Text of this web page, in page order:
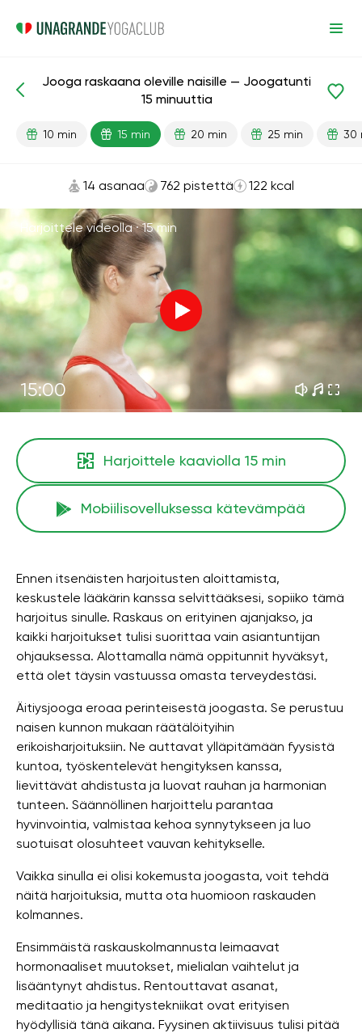
Raskaus
Jooga raskaana oleville naisille — Joogatunti
15 minuuttia
10 min 15 min 20 min 25 min 30
14 asanaa 762 pistettä 122 kcal
Harjoittele videolla ·15 min
15:00
Harjoittele kaaviolla 15 min
Mobiilisovelluksessa kätevämpää
Ennen itsenäisten harjoitusten aloittamista,
keskustele lääkärin kanssa selvittääksesi, sopiiko tämä
harjoitus sinulle. Raskaus on erityinen ajanjakso, ja
kaikki harjoitukset tulisi suorittaa vain asiantuntijan
ohjauksessa. Alottamalla nämä oppitunnit hyväksyt,
että olet täysin vastuussa omasta terveydestäsi.
Äitiysjooga eroaa perinteisestä joogasta. Se perustuu
naisen kunnon mukaan räätälöityihin
erikoisharjoituksiin. Ne auttavat ylläpitämään fyysistä
kuntoa, työskentelevät hengityksen kanssa,
lievittävät ahdistusta ja luovat rauhan ja harmonian
tunteen. Säännöllinen harjoittelu parantaa
hyvinvointia, valmistaa kehoa synnytykseen ja luo
suotuisat olosuhteet vauvan kehitykselle.
Vaikka sinulla ei olisi kokemusta joogasta, voit tehdä
näitä harjoituksia, mutta ota huomioon raskauden
kolmannes.
Ensimmäistä raskauskolmannusta leimaavat
hormonaaliset muutokset, mielialan vaihtelut ja
lisääntynyt ahdistus. Rentouttavat asanat,
meditaatio ja hengitystekniikat ovat erityisen
hyödyllisiä tänä aikana. Fyysinen aktiivisuus tulisi pitää